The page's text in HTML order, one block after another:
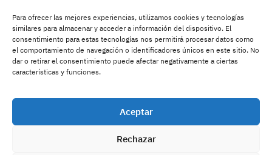
Para ofrecer las mejores experiencias, utilizamos cookies y tecnologías
similares para almacenar y acceder a información del dispositivo. El
consentimiento para estas tecnologías nos permitirá procesar datos como
el comportamiento de navegación o identificadores únicos en este sitio. No
dar o retirar el consentimiento puede afectar negativamente a ciertas
características y funciones.
Aceptar
Rechazar